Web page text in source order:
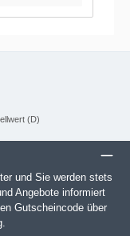
(D)
und Sie werden stets
Angebote informiert
Gutscheincode über